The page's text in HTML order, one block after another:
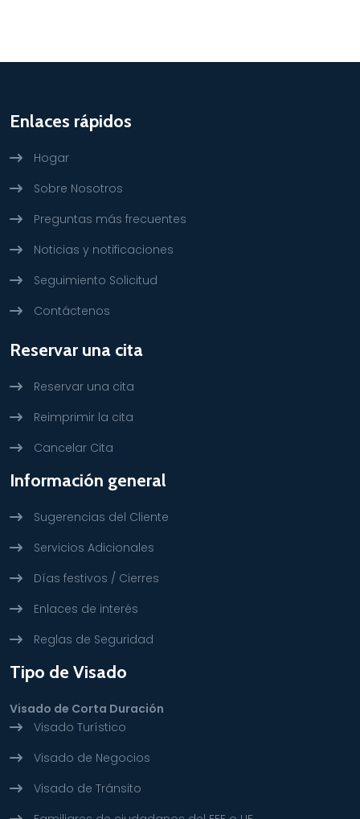
Enlaces rápidos
Hogar
Sobre Nosotros
Preguntas más frecuentes
Noticias y notificaciones
Seguimiento Solicitud
Contáctenos
Reservar una cita
Reservar una cita
Reimprimir la cita
Cancelar Cita
Información general
Sugerencias del Cliente
Servicios Adicionales
Días festivos / Cierres
Enlaces de interés
Reglas de Seguridad
Tipo de Visado
Visado de Corta Duración
Visado Turístico
Visado de Negocios
Visado de Tránsito